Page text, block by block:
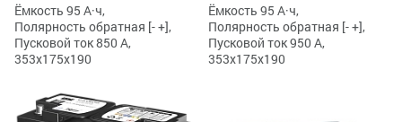
Ёмкость 95 А·ч,
Полярность обратная [- +],
Пусковой ток 850 А,
353x175x190
Ёмкость 95 А·ч,
Полярность обратная [- +],
Пусковой ток 950 А,
353x175x190